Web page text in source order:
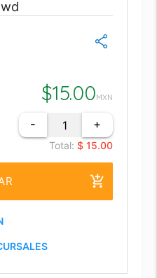
$15.00MXN
- +
Total: $ 15.00
add_shopping_cart